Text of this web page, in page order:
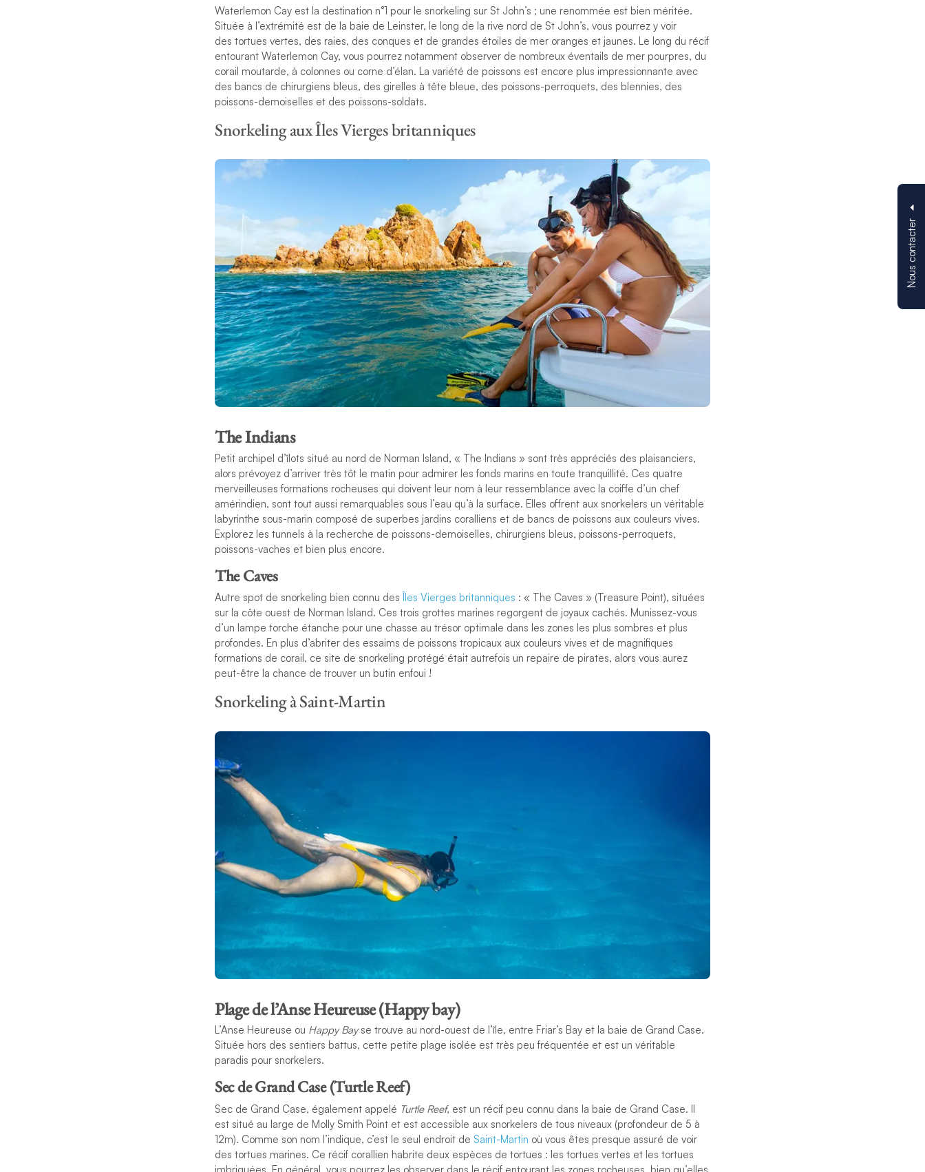
Nous contacter
Waterlemon Cay est la destination n°1 pour le snorkeling sur St John’s ; une renommée est bien méritée.
Située à l’extrémité est de la baie de Leinster, le long de la rive nord de St John’s, vous pourrez y voir
des tortues vertes, des raies, des conques et de grandes étoiles de mer oranges et jaunes. Le long du récif
entourant Waterlemon Cay, vous pourrez notamment observer de nombreux éventails de mer pourpres, du
corail moutarde, à colonnes ou corne d’élan. La variété de poissons est encore plus impressionnante avec
des bancs de chirurgiens bleus, des girelles à tête bleue, des poissons-perroquets, des blennies, des
poissons-demoiselles et des poissons-soldats.
Snorkeling aux Îles Vierges britanniques
The Indians
Petit archipel d’îlots situé au nord de Norman Island, « The Indians » sont très appréciés des plaisanciers,
alors prévoyez d’arriver très tôt le matin pour admirer les fonds marins en toute tranquillité. Ces quatre
merveilleuses formations rocheuses qui doivent leur nom à leur ressemblance avec la coiffe d’un chef
amérindien, sont tout aussi remarquables sous l’eau qu’à la surface. Elles offrent aux snorkelers un véritable
labyrinthe sous-marin composé de superbes jardins coralliens et de bancs de poissons aux couleurs vives.
Explorez les tunnels à la recherche de poissons-demoiselles, chirurgiens bleus, poissons-perroquets,
poissons-vaches et bien plus encore.
The Caves
Autre spot de snorkeling bien connu des Îles Vierges britanniques : « The Caves » (Treasure Point), situées
sur la côte ouest de Norman Island. Ces trois grottes marines regorgent de joyaux cachés. Munissez-vous
d’un lampe torche étanche pour une chasse au trésor optimale dans les zones les plus sombres et plus
profondes. En plus d’abriter des essaims de poissons tropicaux aux couleurs vives et de magnifiques
formations de corail, ce site de snorkeling protégé était autrefois un repaire de pirates, alors vous aurez
peut-être la chance de trouver un butin enfoui !
Snorkeling à Saint-Martin
Plage de l’Anse Heureuse (Happy bay)
L’Anse Heureuse ou Happy Bayse trouve au nord-ouest de l’île, entre Friar’s Bay et la baie de Grand Case.
Située hors des sentiers battus, cette petite plage isolée est très peu fréquentée et est un véritable
paradis pour snorkelers.
Sec de Grand Case (Turtle Reef)
Sec de Grand Case, également appelé Turtle Reef, est un récif peu connu dans la baie de Grand Case. Il
est situé au large de Molly Smith Point et est accessible aux snorkelers de tous niveaux (profondeur de 5 à
12m). Comme son nom l’indique, c’est le seul endroit de Saint-Martin où vous êtes presque assuré de voir
des tortues marines. Ce récif corallien habrite deux espèces de tortues : les tortues vertes et les tortues
imbriquées. En général, vous pourrez les observer dans le récif entourant les zones rocheuses, bien qu’elles